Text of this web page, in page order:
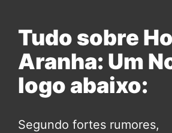
Tudo sobre
Aranha: Um
logo abaixo:
Segundo fortes rumores,